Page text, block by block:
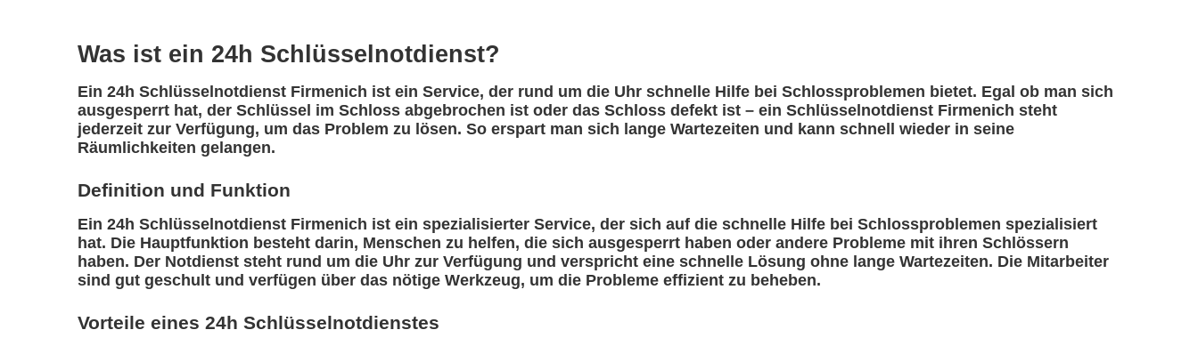
Was ist ein 24h Schlüsselnotdienst?
Ein 24h Schlüsselnotdienst Firmenich ist ein Service, der rund um die Uhr schnelle Hilfe bei Schlossproblemen bietet. Egal ob man sich
ausgesperrt hat, der Schlüssel im Schloss abgebrochen ist oder das Schloss defekt ist – ein Schlüsselnotdienst Firmenich steht
jederzeit zur Verfügung, um das Problem zu lösen. So erspart man sich lange Wartezeiten und kann schnell wieder in seine
Räumlichkeiten gelangen.
Definition und Funktion
Ein 24h Schlüsselnotdienst Firmenich ist ein spezialisierter Service, der sich auf die schnelle Hilfe bei Schlossproblemen spezialisiert
hat. Die Hauptfunktion besteht darin, Menschen zu helfen, die sich ausgesperrt haben oder andere Probleme mit ihren Schlössern
haben. Der Notdienst steht rund um die Uhr zur Verfügung und verspricht eine schnelle Lösung ohne lange Wartezeiten. Die Mitarbeiter
sind gut geschult und verfügen über das nötige Werkzeug, um die Probleme effizient zu beheben.
Vorteile eines 24h Schlüsselnotdienstes